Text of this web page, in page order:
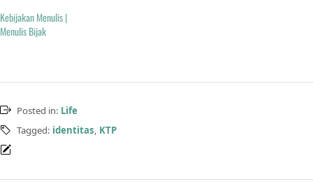
Kebijakan Menulis |
Menulis Bijak
Posted in: Life
Tagged: identitas, KTP